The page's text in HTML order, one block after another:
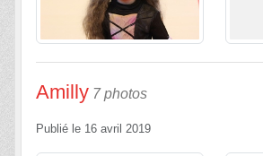
Amilly 7 photos
Publié le 16 avril 2019